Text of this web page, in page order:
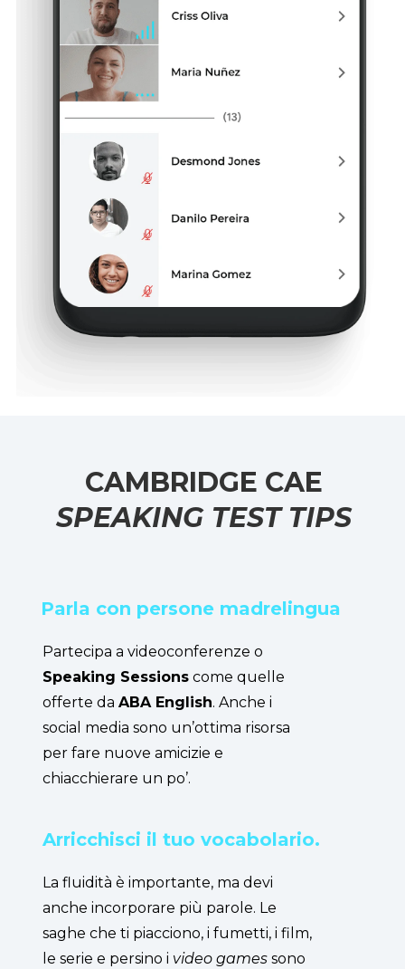
CAMBRIDGE CAE
SPEAKING TEST TIPS
Parla con persone madrelingua
Partecipa a videoconferenze o
Speaking Sessions come quelle
offerte da ABA English. Anche i
social media sono un’ottima risorsa
per fare nuove amicizie e
chiacchierare un po’.
Arricchisci il tuo vocabolario.
La fluidità è importante, ma devi
anche incorporare più parole. Le
saghe che ti piacciono, i fumetti, i film,
le serie e persino i video games sono